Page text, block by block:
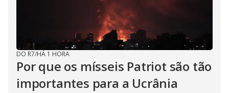
DO R7/HÁ 1 HORA
Por que os mísseis Patriot são tão
importantes para a Ucrânia